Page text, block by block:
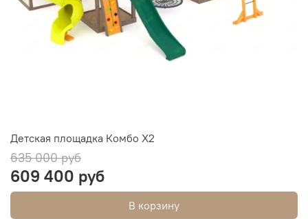
Детская площадка Комбо Х2
635 000 руб
609 400 руб
В корзину